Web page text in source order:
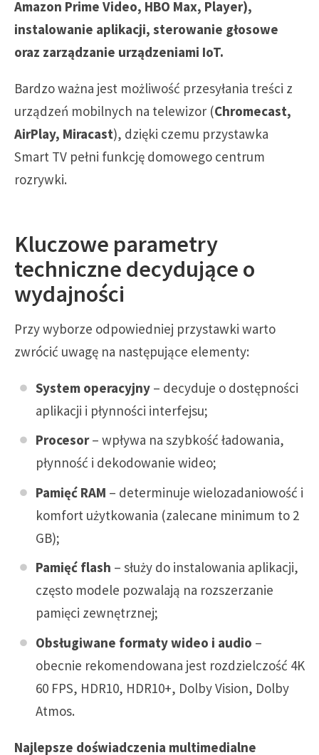
Amazon Prime Video, HBO Max, Player),
instalowanie aplikacji, sterowanie głosowe
oraz zarządzanie urządzeniami IoT.
Bardzo ważna jest możliwość przesyłania treści z
urządzeń mobilnych na telewizor (Chromecast,
AirPlay, Miracast), dzięki czemu przystawka
Smart TV pełni funkcję domowego centrum
rozrywki.
Kluczowe parametry
techniczne decydujące o
wydajności
Przy wyborze odpowiedniej przystawki warto
zwrócić uwagę na następujące elementy:
System operacyjny – decyduje o dostępności
aplikacji i płynności interfejsu;
Procesor– wpływa na szybkość ładowania,
płynność i dekodowanie wideo;
Pamięć RAM – determinuje wielozadaniowość i
komfort użytkowania (zalecane minimum to 2
GB);
Pamięć flash – służy do instalowania aplikacji,
często modele pozwalają na rozszerzanie
pamięci zewnętrznej;
Obsługiwane formaty wideo i audio –
obecnie rekomendowana jest rozdzielczość 4K
60 FPS, HDR10, HDR10+, Dolby Vision, Dolby
Atmos.
Najlepsze doświadczenia multimedialne